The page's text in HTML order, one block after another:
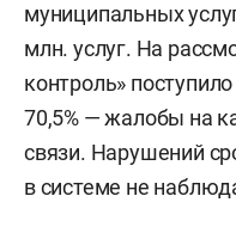
муниципальных
млн. услуг. На
контроль»
70,5% — жалобы на
связи. Нарушений
в системе не